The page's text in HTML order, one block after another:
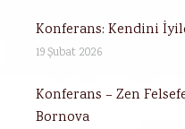
Konferans: Kendini
19 Şubat 2026
Konferans – Zen
Bornova